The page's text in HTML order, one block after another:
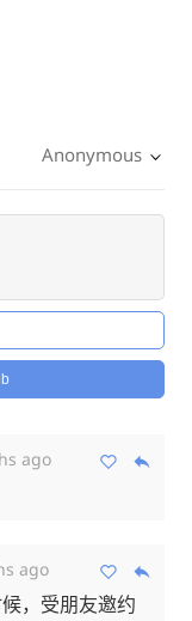
Anonymous
ago
ago
，受朋友邀约